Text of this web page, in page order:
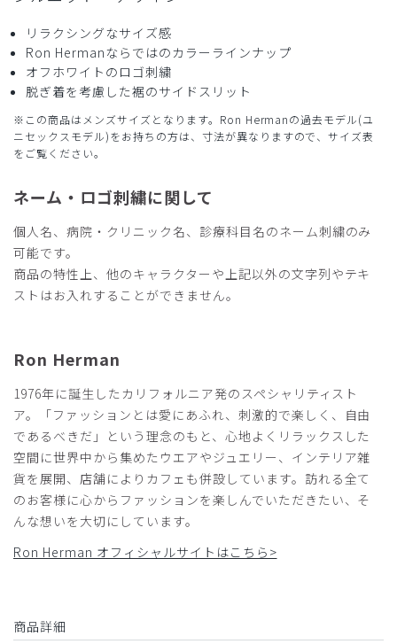
モデルみたいな白人の方をイメージして着ると結構ガッカリ
するかもです。生地もかなり厚い。
色はカッコいい。
ープネイビー/XXL
ご購入者様
購入確認済み
ストレッチ感よく伸びる
歯科医院で使用しています。
生地の質感や色彩に満足しています。
商品：R27メンズ:Ron Herman スクラブトップス/カー
キ/XL
役に立った 0
購入確認済み
リラクシングなサイズ感
Ron Hermanならではのカラーラインナップ
オフホワイトのロゴ刺繍
脱ぎ着を考慮した裾のサイドスリット
※この商品はメンズサイズとなります。Ron Hermanの過去モデル(ユ
ニセックスモデル)をお持ちの方は、寸法が異なりますので、サイズ表
をご覧ください。
ネーム・ロゴ刺繍に関して
個人名、病院・クリニック名、診療科目名のネーム刺繍のみ
可能です。
商品の特性上、他のキャラクターや上記以外の文字列やテキ
ストはお入れすることができません。
Ron Herman
1976年に誕生したカリフォルニア発のスペシャリティスト
ア。「ファッションとは愛にあふれ、刺激的で楽しく、自由
であるべきだ」という理念のもと、心地よくリラックスした
空間に世界中から集めたウエアやジュエリー、インテリア雑
貨を展開、店舗によりカフェも併設しています。訪れる全て
のお客様に心からファッションを楽しんでいただきたい、そ
んな想いを大切にしています。
Ron Herman オフィシャルサイトはこちら>
商品詳細